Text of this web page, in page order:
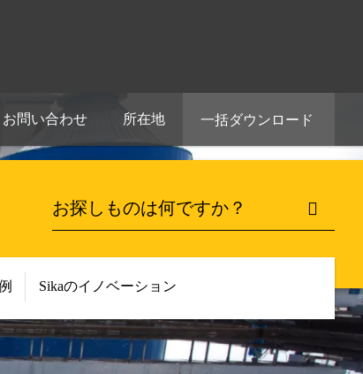
お問い合わせ 所在地 一括ダウンロード
Sikaのイノベーション